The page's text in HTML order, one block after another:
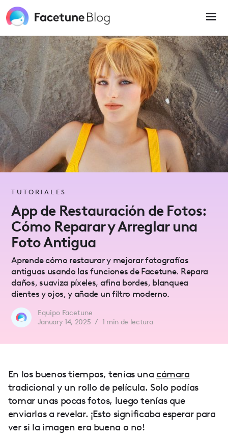
note:
This
includes
an
accessibility
system.
TUTORIALES
App de Restauración de Fotos:
Cómo Reparar y Arreglar una
Foto Antigua
Aprende cómo restaurar y mejorar fotografías
antiguas usando las funciones de Facetune. Repara
daños, suaviza píxeles, afina bordes, blanquea
dientes y ojos, y añade un filtro moderno.
Equipo Facetune
January 14, 2025 / 1 min de lectura
En los buenos tiempos, tenías una cámara
tradicional y un rollo de película. Solo podías
tomar unas pocas fotos, luego tenías que
enviarlas a revelar. ¡Esto significaba esperar para
ver si la imagen era buena o no!